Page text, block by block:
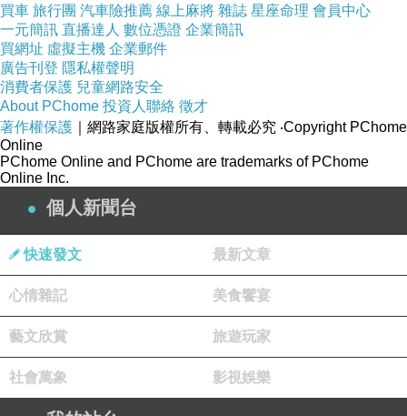
買車 旅行團 汽車險推薦 線上麻將 雜誌 星座命理 會員中心
一元簡訊 直播達人 數位憑證 企業簡訊
買網址 虛擬主機 企業郵件
廣告刊登 隱私權聲明
消費者保護 兒童網路安全
About PChome 投資人聯絡 徵才
著作權保護 ｜網路家庭版權所有、轉載必究 ‧Copyright PChome
Online
PChome Online and PChome are trademarks of PChome
Online Inc.
個人新聞台
快速發文 最新文章
心情雜記 美食饗宴
藝文欣賞 旅遊玩家
社會萬象 影視娛樂